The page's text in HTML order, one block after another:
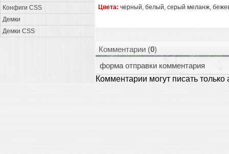
Конфиги CSS
Демки
Демки CSS
Цвета: черный, белый, серый меланж,
Комментарии (0)
форма отправки комментария
Комментарии могут писать